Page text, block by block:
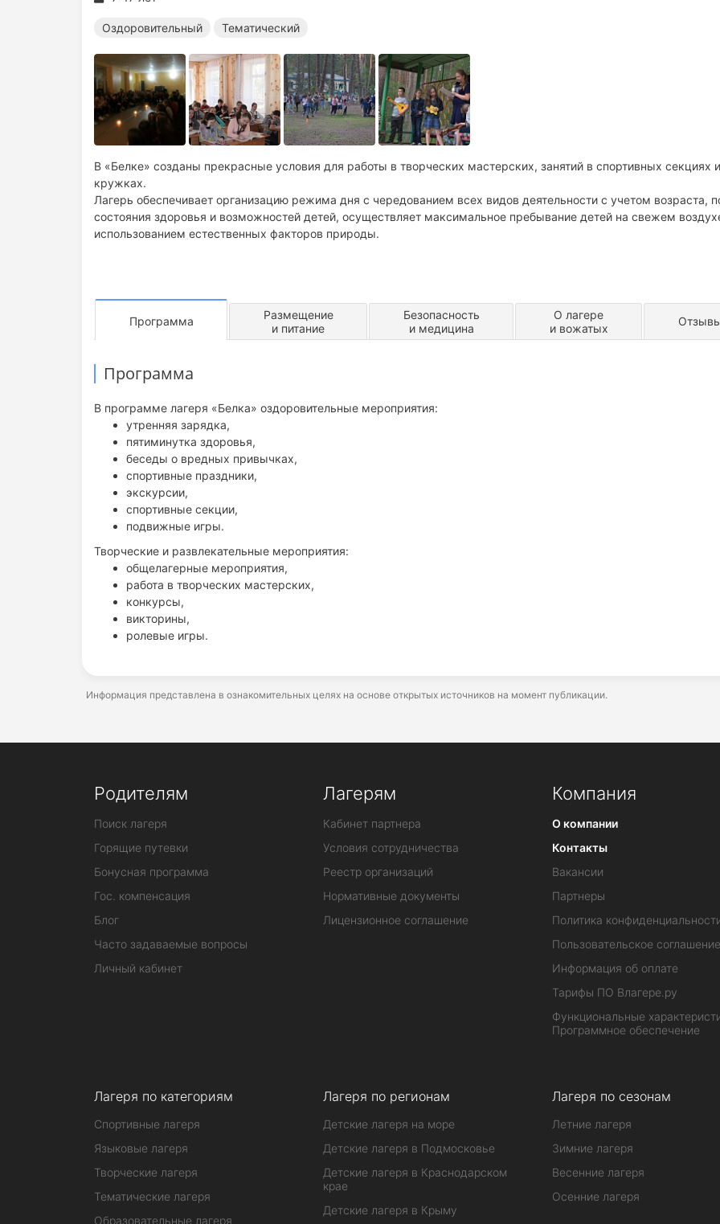
Оздоровительный Тематический
В «Белке» созданы прекрасные условия для работы в творческих мастерских, занятий в спортивных секциях и
кружках.
Лагерь обеспечивает организацию режима дня с чередованием всех видов деятельности с учетом возраста,
состояния здоровья и возможностей детей, осуществляет максимальное пребывание детей на свежем
использованием естественных факторов природы.
Программа
Размещение
и питание
Безопасность
и медицина
О лагере
и вожатых
Программа
В программе лагеря «Белка» оздоровительные мероприятия:
утренняя зарядка,
пятиминутка здоровья,
беседы о вредных привычках,
спортивные праздники,
экскурсии,
спортивные секции,
подвижные игры.
Творческие и развлекательные мероприятия:
общелагерные мероприятия,
работа в творческих мастерских,
конкурсы,
викторины,
ролевые игры.
Информация представлена в ознакомительных целях на основе открытых источников на момент публикации.
Родителям
Поиск лагеря
Горящие путевки
Бонусная программа
Гос. компенсация
Блог
Часто задаваемые вопросы
Личный кабинет
Лагерям
Кабинет партнера
Условия сотрудничества
Реестр организаций
Нормативные документы
Лицензионное соглашение
Компания
О компании
Контакты
Вакансии
Партнеры
Политика
Пользовательское соглашение
Информация об оплате
Тарифы ПО Влагере.ру
Функциональные
Программное обеспечение
Лагеря по категориям
Спортивные лагеря
Языковые лагеря
Творческие лагеря
Тематические лагеря
Образовательные лагеря
Лагеря по регионам
Детские лагеря на море
Детские лагеря в Подмосковье
Детские лагеря в Краснодарском
крае
Детские лагеря в Крыму
Лагеря по сезонам
Летние лагеря
Зимние лагеря
Весенние лагеря
Осенние лагеря